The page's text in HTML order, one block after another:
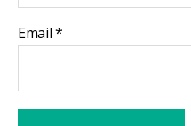
Email*